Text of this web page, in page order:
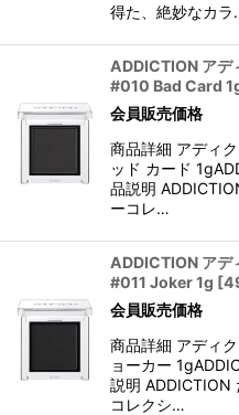
得た、絶妙なカ
ADDICTION アデ
#010 Bad Card
会員販売価格
商品詳細 アディ
ッド カード
品説明
ーコレ…
ADDICTION アデ
#011 Joker 1g [
会員販売価格
商品詳細 アディ
ョーカー
説明 ADDICTION
コレクシ…